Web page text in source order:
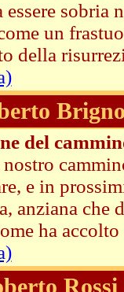
essere sobria
un
della
del
e in
anziana che
ha
Rossi